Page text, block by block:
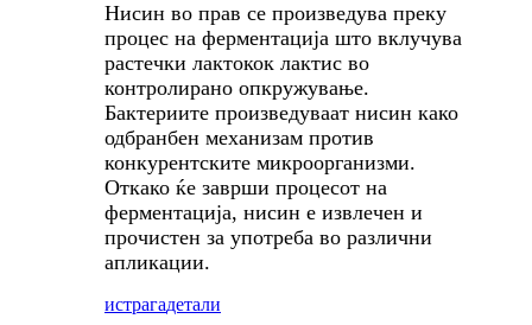
Нисин во прав се произведува преку
процес на ферментација што вклучува
растечки лактокок лактис во
контролирано опкружување.
Бактериите произведуваат нисин како
одбранбен механизам против
конкурентските микроорганизми.
Откако ќе заврши процесот на
ферментација, нисин е извлечен и
прочистен за употреба во различни
апликации.
истрагадетали